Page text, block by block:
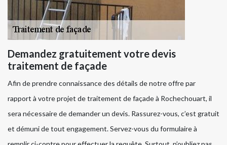
Demandez gratuitement votre devis
traitement de façade
Afin de prendre connaissance des détails de notre offre par
rapport à votre projet de traitement de façade à Rochechouart, il
sera nécessaire de demander un devis. Rassurez-vous, c’est gratuit
et démuni de tout engagement. Servez-vous du formulaire à